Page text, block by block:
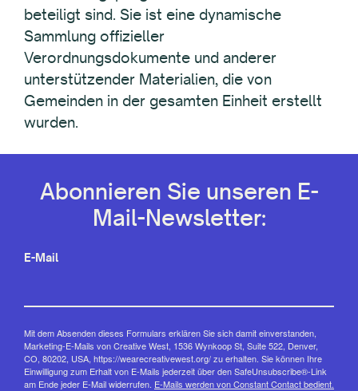
beteiligt sind. Sie ist eine dynamische
Sammlung offizieller
Verordnungsdokumente und anderer
unterstützender Materialien, die von
Gemeinden in der gesamten Einheit erstellt
wurden.
Abonnieren Sie unseren E-
Mail-Newsletter:
E-Mail
Mit dem Absenden dieses Formulars erklären Sie sich damit einverstanden,
Marketing-E-Mails von Creative West, 1536 Wynkoop St, Suite 522, Denver,
CO, 80202, USA, https://wearecreativewest.org/ zu erhalten. Sie können Ihre
Einwilligung zum Erhalt von E-Mails jederzeit über den SafeUnsubscribe®-Link
am Ende jeder E-Mail widerrufen. E-Mails werden von Constant Contact bedient.